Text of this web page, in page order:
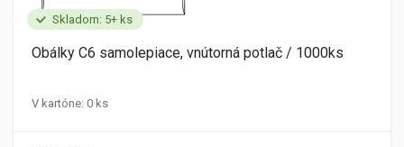
Skladom: 5+ ks
Obálky C6 samolepiace, vnútorná potlač / 1000ks
V kartóne: 0 ks